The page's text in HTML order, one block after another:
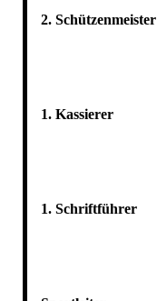
2. Schützenmeister
1. Kassierer
1. Schriftführer